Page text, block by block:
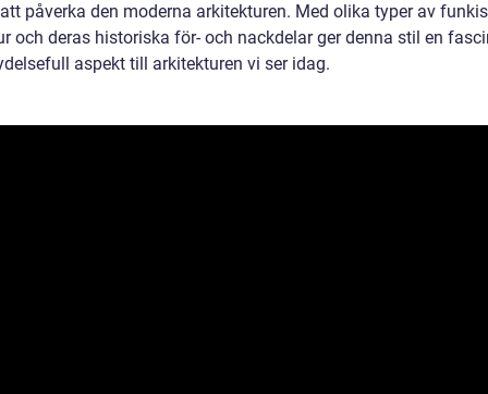
påverka den moderna arkitekturen. Med olika typer av funkis
och deras historiska för- och nackdelar ger denna stil en
aspekt till arkitekturen vi ser idag.